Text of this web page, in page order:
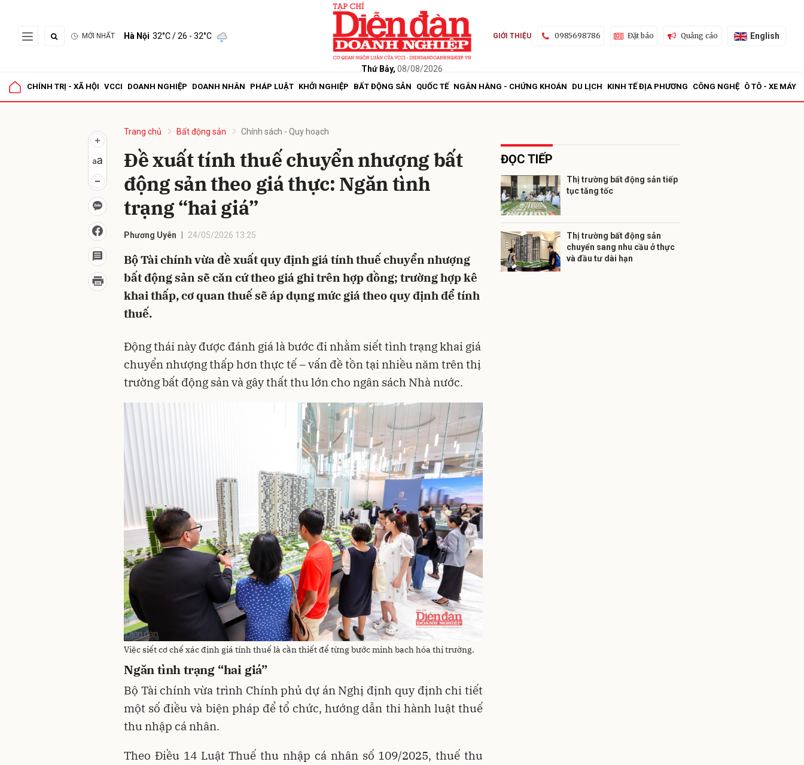
MỚI NHẤT Hà Nội 32°C/ 26 - 32°C
Thứ Bảy, 08/08/2026
GIỚI THIỆU 0985698786 Đặt báo Quảng cáo English
CHÍNH TRỊ - XÃ HỘI VCCI DOANH NGHIỆP DOANH NHÂN PHÁP LUẬT KHỞI NGHIỆP BẤT ĐỘNG SẢN QUỐC TẾ NGÂN HÀNG - CHỨNG KHOÁN DU LỊCH KINH TẾ ĐỊA PHƯƠNG CÔNG NGHỆ Ô TÔ - XE MÁY
Trang chủ Bất động sản Chính sách - Quy hoạch
Đề xuất tính thuế chuyển nhượng bất
động sản theo giá thực: Ngăn tình
trạng “hai giá”
Phương Uyên 24/05/2026 13:25
Bộ Tài chính vừa đề xuất quy định giá tính thuế chuyển nhượng
bất động sản sẽ căn cứ theo giá ghi trên hợp đồng; trường hợp kê
khai thấp, cơ quan thuế sẽ áp dụng mức giá theo quy định để tính
thuế.
Động thái này được đánh giá là bước đi nhằm siết tình trạng khai giá
chuyển nhượng thấp hơn thực tế – vấn đề tồn tại nhiều năm trên thị
trường bất động sản và gây thất thu lớn cho ngân sách Nhà nước.
Việc siết cơ chế xác định giá tính thuế là cần thiết để từng bước minh bạch hóa thị trường.
Ngăn tình trạng “hai giá”
Bộ Tài chính vừa trình Chính phủ dự án Nghị định quy định chi tiết
một số điều và biện pháp để tổ chức, hướng dẫn thi hành luật thuế
thu nhập cá nhân.
Theo Điều 14 Luật Thuế thu nhập cá nhân số 109/2025, thuế thu
ĐỌC TIẾP
Thị trường bất động sản tiếp
tục tăng tốc
Thị trường bất động sản
chuyển sang nhu cầu ở thực
và đầu tư dài hạn
Gửi